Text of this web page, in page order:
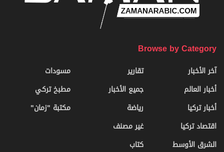
Browse by Category
آخر الأخبار
أخبار العالم
أخبار تركيا
اقتصاد تركيا
الشرق الأوسط
تقارير
جميع الأخبار
رياضة
غير مصنف
كتاب
مسودات
مطبخ تركي
مكتبة "زمان"